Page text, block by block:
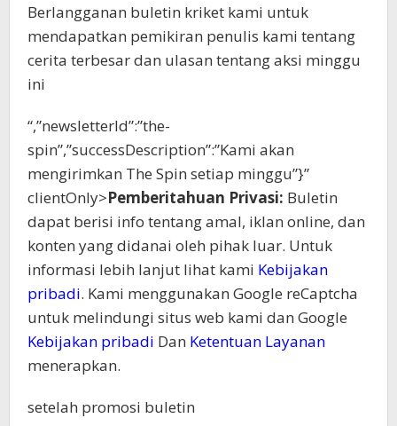
Berlangganan buletin kriket kami untuk
mendapatkan pemikiran penulis kami tentang
cerita terbesar dan ulasan tentang aksi minggu
ini
“,”newsletterId”:”the-
spin”,”successDescription”:”Kami akan
mengirimkan The Spin setiap minggu”}”
clientOnly>Pemberitahuan Privasi: Buletin
dapat berisi info tentang amal, iklan online, dan
konten yang didanai oleh pihak luar. Untuk
informasi lebih lanjut lihat kami Kebijakan
pribadi. Kami menggunakan Google reCaptcha
untuk melindungi situs web kami dan Google
Kebijakan pribadi Dan Ketentuan Layanan
menerapkan.
setelah promosi buletin